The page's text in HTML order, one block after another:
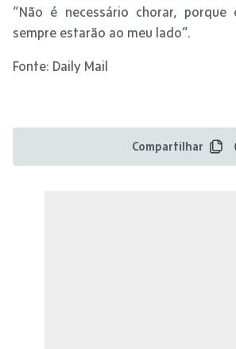
“Não é necessário chorar, porque
sempre estarão ao meu lado”.
Fonte: Daily Mail
Compartilhar